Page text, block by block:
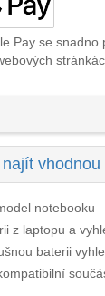
Pay se snadno
notebooku
z laptopu a
baterii